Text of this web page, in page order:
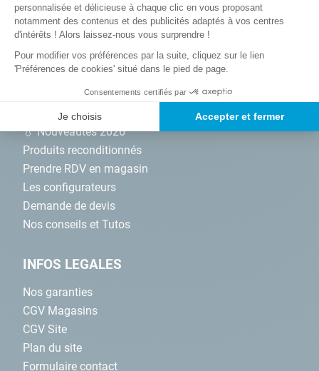
Nos marques
Devenez affilié
NOS SERVICES
Promotions
💧 Nouveautés 2026
Produits reconditionnés
Prendre RDV en magasin
Les configurateurs
Demande de devis
Nos conseils et Tutos
INFOS LEGALES
Nos garanties
CGV Magasins
CGV Site
Plan du site
Formulaire contact
personnalisée et délicieuse à chaque clic en vous proposant
notamment des contenus et des publicités adaptés à vos centres
d'intérêts ! Alors laissez-nous vous surprendre !
Pour modifier vos préférences par la suite, cliquez sur le lien
'Préférences de cookies' situé dans le pied de page.
Consentements certifiés par
Je choisis Accepter et fermer